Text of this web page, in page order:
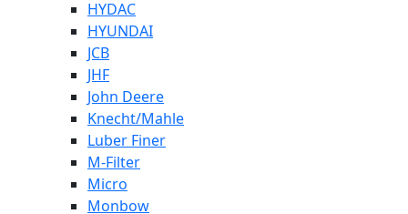
HYDAC
HYUNDAI
JCB
JHF
John Deere
Knecht/Mahle
Luber Finer
M-Filter
Micro
Monbow